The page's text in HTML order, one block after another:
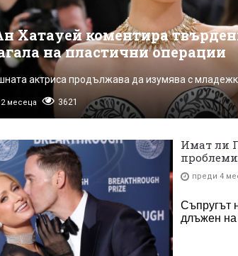
Хатауей коментира
на пластични операции
актриса продължава да изумява с
месеца 3621
Имат ли
преди 4
Съпругът
длъжен на